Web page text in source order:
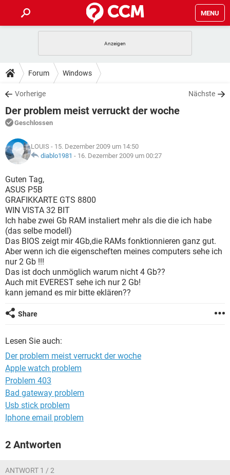
MENU
ANDROID
WINDOWS 10
WHATSAPP TIKTOK
FACEBOOK
TIPPS & TRICKS
SPIELE
WINDOWS 10
WHATSAPP
FACEBOOK HARDWARE
DOWNLOADS
SPIELE STREAMING
ANDROID
WINDOWS 10 INSTAGRAM
WHATSAPP
FACEBOOK
FORUM
SPIELE
ANDROID IOS
WHATSAPP
FACEBOOK
LEXIKON
SPIELE
ANDROID
WINDOWS 10
WHATSAPP TIKTOK
FACEBOOK
Forum Windows
Vorherige Nächste
Der problem meist verruckt der woche
Geschlossen
LOUIS - 15. Dezember 2009 um 14:50
diablo1981 - 16. Dezember 2009 um 00:27
Guten Tag,
ASUS P5B
GRAFIKKARTE GTS 8800
WIN VISTA 32 BIT
Ich habe zwei Gb RAM instaliert mehr als die die ich habe
(das selbe modell)
Das BIOS zeigt mir 4Gb,die RAMs fonktionnieren ganz gut.
Aber wenn ich die eigenscheften meines computers sehe ich
nur 2 Gb !!!
Das ist doch unmöglich warum nicht 4 Gb??
Auch mit EVEREST sehe ich nur 2 Gb!
kann jemand es mir bitte eklären??
Share
Lesen Sie auch:
Der problem meist verruckt der woche
Apple watch problem
Problem 403
Bad gateway problem
Usb stick problem
Iphone email problem
2 Antworten
ANTWORT 1 / 2